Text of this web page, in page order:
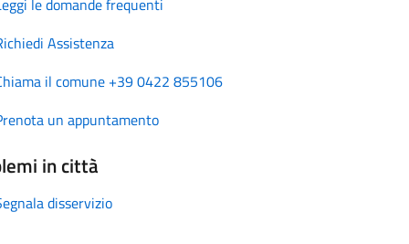
Assistenza
il comune +39 0422 855106
un appuntamento
in città
disservizio